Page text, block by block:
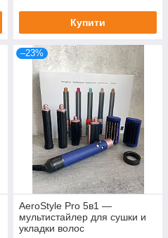
Купити
–23%
AeroStyle Pro 5в1 —
мультистайлер для сушки и
укладки волос